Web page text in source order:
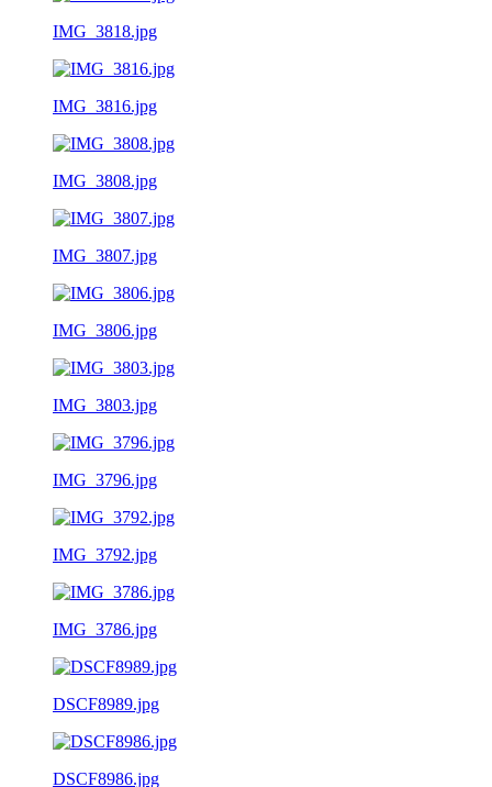
IMG_3818.jpg
IMG_3816.jpg
IMG_3808.jpg
IMG_3807.jpg
IMG_3806.jpg
IMG_3803.jpg
IMG_3796.jpg
IMG_3792.jpg
IMG_3786.jpg
DSCF8989.jpg
DSCF8986.jpg